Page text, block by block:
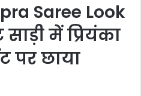
Saree Look
में प्रियंका
पर छाया